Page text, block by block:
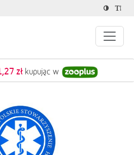
złkupując w